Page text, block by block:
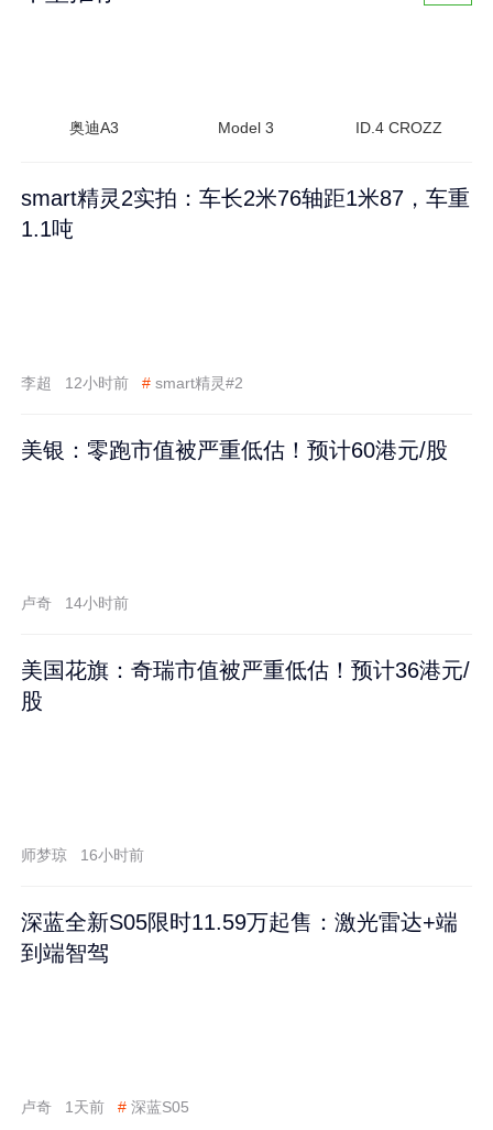
奥迪A3 Model 3 ID.4 CROZZ
smart精灵2实拍：车长2米76轴距1米87，车重
1.1吨
李超 12小时前 # smart精灵#2
美银：零跑市值被严重低估！预计60港元/股
卢奇 14小时前
美国花旗：奇瑞市值被严重低估！预计36港元/
股
师梦琼 16小时前
深蓝全新S05限时11.59万起售：激光雷达+端
到端智驾
卢奇 1天前 # 深蓝S05